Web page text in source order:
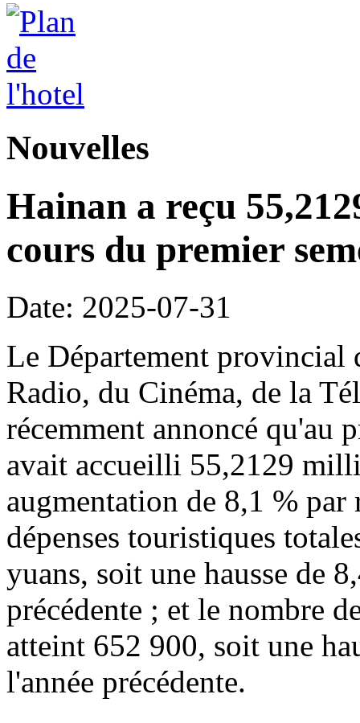
Nouvelles
Hainan a reçu
cours du premier
Date: 2025-07-31
Le Département provincial
Radio, du Cinéma, de la
récemment annoncé qu'au
avait accueilli 55,2129
augmentation de 8,1 % par
dépenses touristiques
yuans, soit une hausse de
précédente ; et le nombre
atteint 652 900, soit une
l'année précédente.